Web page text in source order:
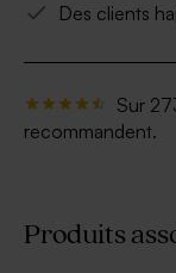
Des clients
Sur
recommandent.
Produits